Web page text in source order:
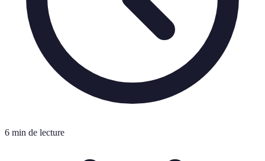
6 min de lecture